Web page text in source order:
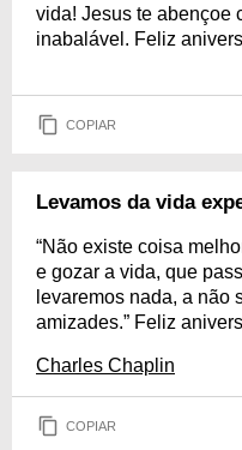
vida! Jesus te abençoe
inabalável. Feliz
COPIAR
Levamos da vida
“Não existe coisa
e gozar a vida, que
levaremos nada, a não
amizades.” Feliz
Charles Chaplin
COPIAR